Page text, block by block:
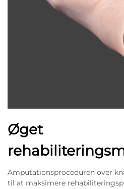
Øget
Amputationsproceduren over
til at maksimere